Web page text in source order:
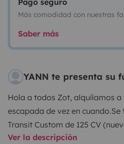
Pago seguro
Más comodidad con nuestras
Saber más
YANN te presenta su
Hola a todos Zot, alquilamos
escapada de vez en cuando.Se
Transit Custom de 125 CV
serie) con caja de cambios
Ver la descripción